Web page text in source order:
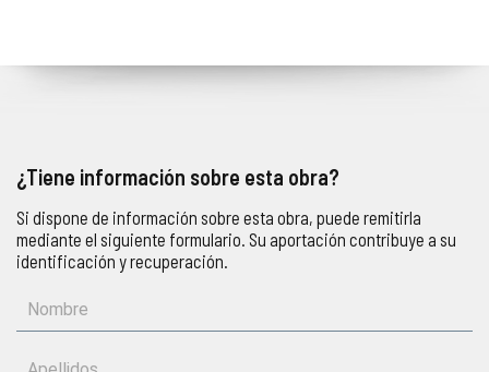
¿Tiene información sobre esta obra?
Si dispone de información sobre esta obra, puede remitirla
mediante el siguiente formulario. Su aportación contribuye a su
identificación y recuperación.